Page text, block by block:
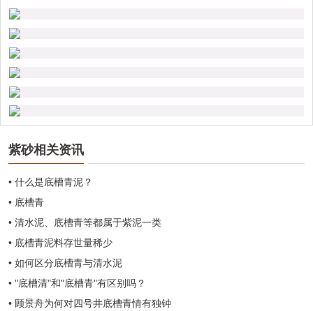
紫砂相关资讯
• 什么是底槽青泥？
• 底槽青
• 清水泥、底槽青等都属于紫泥一类
• 底槽青泥料存世量稀少
• 如何区分底槽青与清水泥
• "底槽清"和"底槽青"有区别吗？
• 顾景舟为何对四号井底槽青情有独钟